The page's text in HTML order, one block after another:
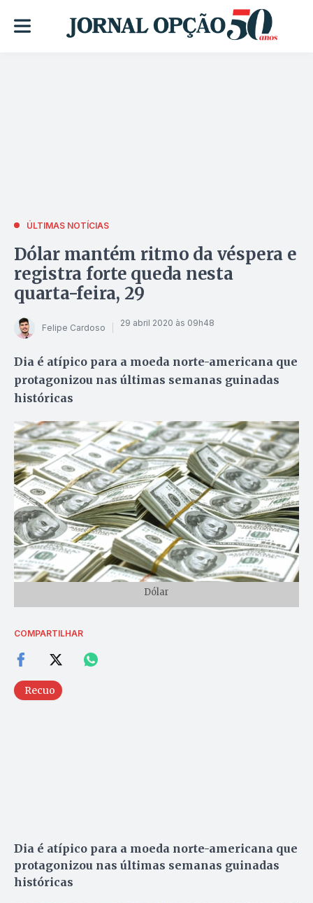
ÚLTIMAS NOTÍCIAS
Dólar mantém ritmo da véspera e
registra forte queda nesta
quarta-feira, 29
Felipe Cardoso 29 abril 2020 às 09h48
Dia é atípico para a moeda norte-americana que
protagonizou nas últimas semanas guinadas
históricas
Dólar
COMPARTILHAR
Recuo
Dia é atípico para a moeda norte-americana que
protagonizou nas últimas semanas guinadas
históricas